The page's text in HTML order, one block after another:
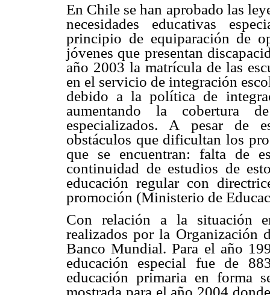
En Chile se han aprobado las
necesidades educativas
principio de equiparación de
jóvenes que presentan
año 2003 la matrícula de las
en el servicio de integración
debido a la política de
aumentando la cobertura
especializados. A pesar de
obstáculos que dificultan los
que se encuentran: falta de
continuidad de estudios de
educación regular con
promoción (Ministerio de
Con relación a la situación
realizados por la Organización
Banco Mundial. Para el año
educación especial fue de
educación primaria en forma
mostrada para el año 2004